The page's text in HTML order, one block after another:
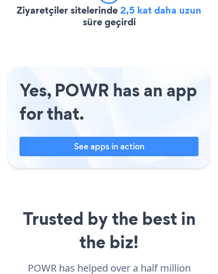
Ziyaretçiler sitelerinde2,5 kat daha uzun
süre geçirdi
Yes, POWR has an app
for that.
See apps in action
Trusted by the best in
the biz!
POWR has helped over a half million